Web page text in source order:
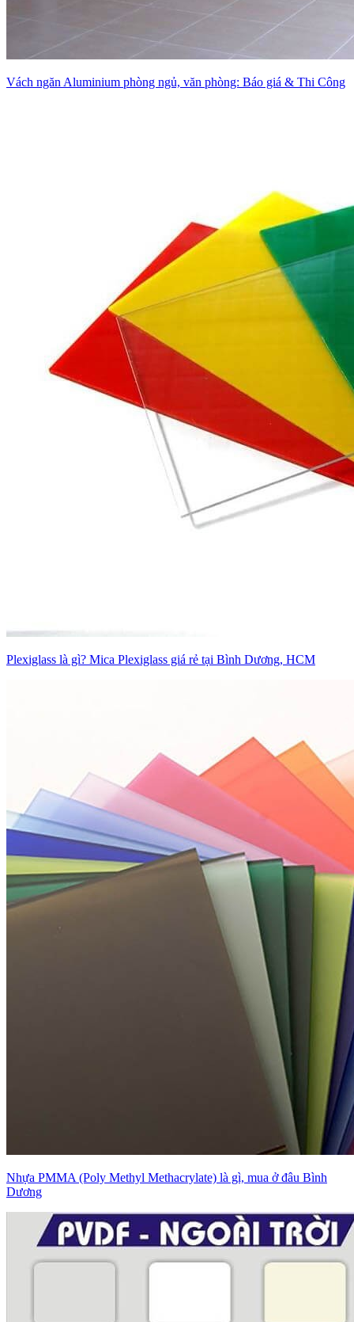
Vách ngăn Aluminium phòng ngủ, văn phòng: Báo giá & Thi Công
Plexiglass là gì? Mica Plexiglass giá rẻ tại Bình Dương, HCM
Nhựa PMMA (Poly Methyl Methacrylate) là gì, mua ở đâu Bình
Dương